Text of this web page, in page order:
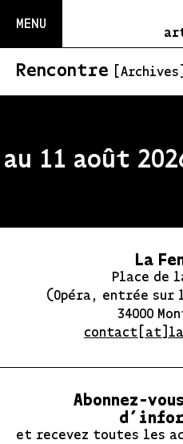
MENU
Rencontre [Archives]
11 août
La
Place de
(Opéra, entrée
34000
Abonnez-
et recevez toutes les